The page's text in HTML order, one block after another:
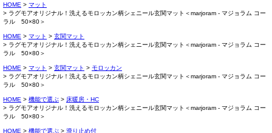
HOME
マット
ラグモアオリジナル！洗えるモロッカン柄シェニール玄関マット＜marjoram - マジョラム コー
ラル 50×80＞
HOME マット
玄関マット
ラグモアオリジナル！洗えるモロッカン柄シェニール玄関マット＜marjoram - マジョラム コー
ラル 50×80＞
HOME マット 玄関マット
モロッカン
ラグモアオリジナル！洗えるモロッカン柄シェニール玄関マット＜marjoram - マジョラム コー
ラル 50×80＞
HOME 機能で選ぶ
床暖房・HC
ラグモアオリジナル！洗えるモロッカン柄シェニール玄関マット＜marjoram - マジョラム コー
ラル 50×80＞
HOME 機能で選ぶ 滑り止め付